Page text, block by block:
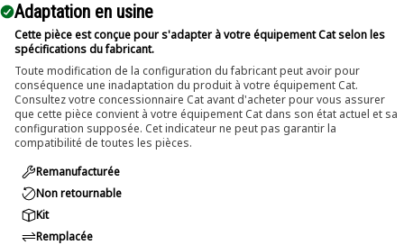
Adaptation en usine
Cette pièce est conçue pour s'adapter à votre équipement Cat selon les
spécifications du fabricant.
Toute modification de la configuration du fabricant peut avoir pour
conséquence une inadaptation du produit à votre équipement Cat.
Consultez votre concessionnaire Cat avant d'acheter pour vous assurer
que cette pièce convient à votre équipement Cat dans son état actuel et sa
configuration supposée. Cet indicateur ne peut pas garantir la
compatibilité de toutes les pièces.
Remanufacturée
Non retournable
Kit
Remplacée